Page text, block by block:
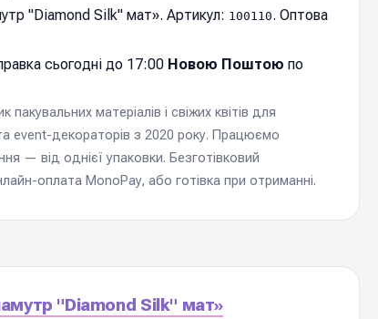
"Diamond Silk" мат». Артикул: 100110. Оптова
cьогодні до 17:00 Новою Поштою по
матеріалів і свіжих квітів для
event-декораторів з 2020 року. Працюємо
— від однієї упаковки. Безготівковий
оплата MonoPay, або готівка при отриманні.
"Diamond Silk" мат»